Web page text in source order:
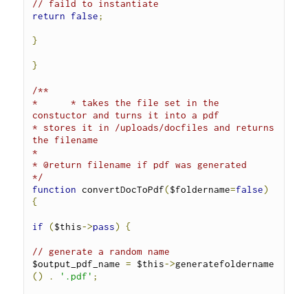
// faild to instantiate
return
false;
}
}
/**
*      * takes the file set in the
constuctor and turns it into a pdf
* stores it in /uploads/docfiles and returns
the filename
*
* @return filename if pdf was generated
*/
function convertDocToPdf($foldername=false)
{
if ($this->pass) {
// generate a random name
$output_pdf_name = $this->
()
. '.pdf' ;